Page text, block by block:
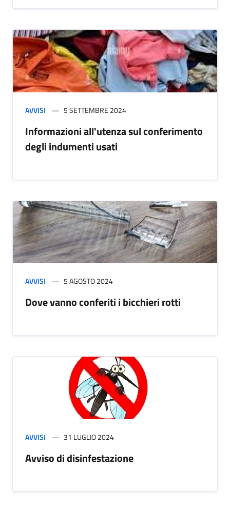
AVVISI 5 SETTEMBRE 2024
Informazioni all'utenza sul conferimento
degli indumenti usati
AVVISI 5 AGOSTO 2024
Dove vanno conferiti i bicchieri rotti
AVVISI 31 LUGLIO 2024
Avviso di disinfestazione